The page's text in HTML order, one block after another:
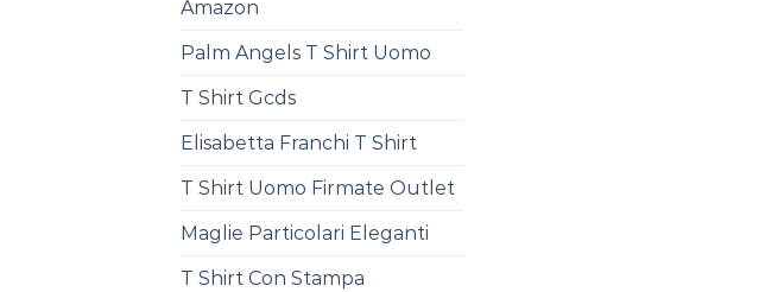
Amazon
Palm Angels T Shirt Uomo
T Shirt Gcds
Elisabetta Franchi T Shirt
T Shirt Uomo Firmate Outlet
Maglie Particolari Eleganti
T Shirt Con Stampa